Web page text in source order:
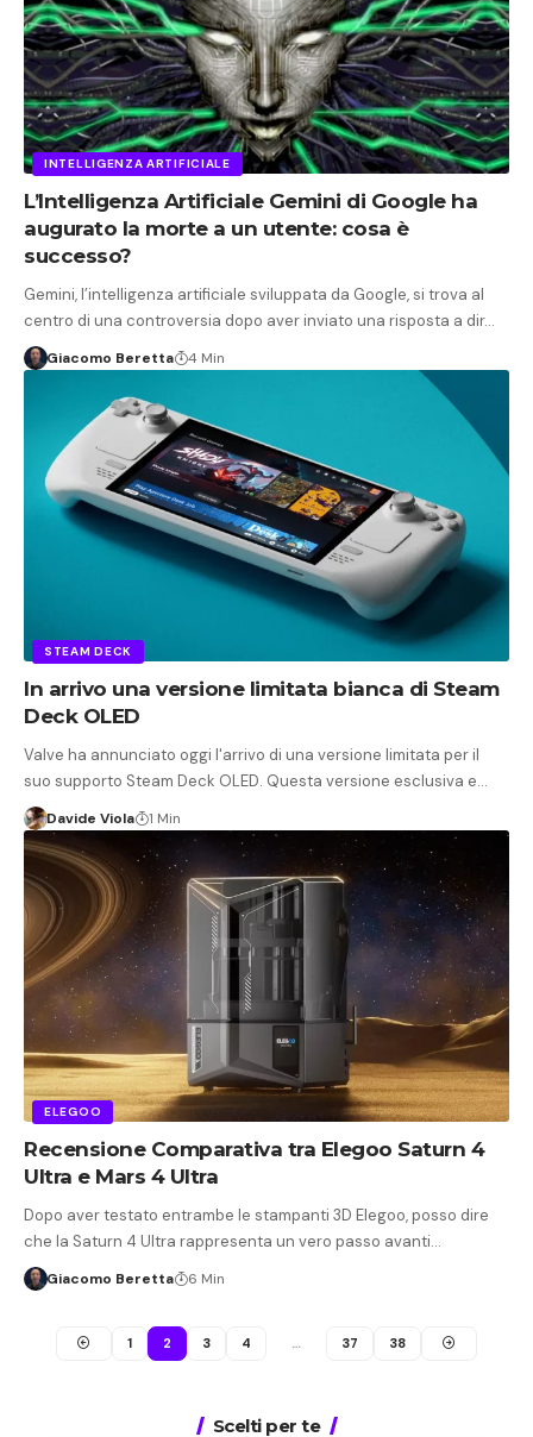
INTELLIGENZA ARTIFICIALE
L’Intelligenza Artificiale Gemini di Google ha
augurato la morte a un utente: cosa è
successo?
Gemini, l’intelligenza artificiale sviluppata da Google, si trova al
centro di una controversia dopo aver inviato una risposta a dir…
Giacomo Beretta 4 Min
STEAM DECK
In arrivo una versione limitata bianca di Steam
Deck OLED
Valve ha annunciato oggi l'arrivo di una versione limitata per il
suo supporto Steam Deck OLED. Questa versione esclusiva e…
Davide Viola 1 Min
ELEGOO
Recensione Comparativa tra Elegoo Saturn 4
Ultra e Mars 4 Ultra
Dopo aver testato entrambe le stampanti 3D Elegoo, posso dire
che la Saturn 4 Ultra rappresenta un vero passo avanti…
Giacomo Beretta 6 Min
1 2 3 4 … 37 38
Scelti per te